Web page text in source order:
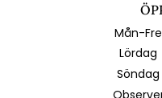
Mån-Fre
Lördag
Söndag